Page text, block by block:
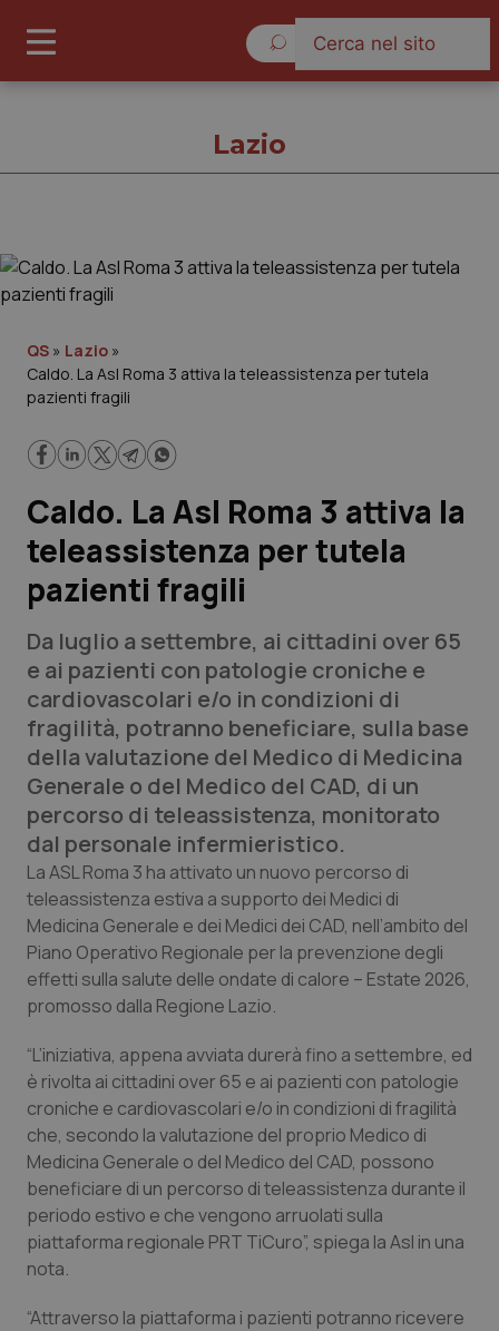
Governo e Parlamento
Regioni e Asl
Lavoro e Professioni
Scienza e Farmaci
Studi e Analisi
Lettere al direttore
Edizioni Regionali
QS Pro
Professionisti Sanitari.AI
Abruzzo
Basilicata
Calabria
Campania
Emilia-Romagna
Friuli Venezia Giulia
Lazio
QS Pro Gold
Artrite & artrosi
Asma & BPCO
Car-T
Colesterolo & coronaropatie
Dermatite Atopica
Diabete & glucometri
Disturbi dell’umore
QS Club Newsletter
Lazio
QS » Lazio »
Caldo. La Asl Roma 3 attiva la teleassistenza per tutela
pazienti fragili
Caldo. La Asl Roma 3 attiva la
teleassistenza per tutela
pazienti fragili
Da luglio a settembre, ai cittadini over 65
e ai pazienti con patologie croniche e
cardiovascolari e/o in condizioni di
fragilità, potranno beneficiare, sulla base
della valutazione del Medico di Medicina
Generale o del Medico del CAD, di un
percorso di teleassistenza, monitorato
dal personale infermieristico.
La ASL Roma 3 ha attivato un nuovo percorso di
teleassistenza estiva a supporto dei Medici di
Medicina Generale e dei Medici dei CAD, nell’ambito del
Piano Operativo Regionale per la prevenzione degli
effetti sulla salute delle ondate di calore – Estate 2026,
promosso dalla Regione Lazio.
“L’iniziativa, appena avviata durerà fino a settembre, ed
è rivolta ai cittadini over 65 e ai pazienti con patologie
croniche e cardiovascolari e/o in condizioni di fragilità
che, secondo la valutazione del proprio Medico di
Medicina Generale o del Medico del CAD, possono
beneficiare di un percorso di teleassistenza durante il
periodo estivo e che vengono arruolati sulla
piattaforma regionale PRT TiCuro”, spiega la Asl in una
nota.
“Attraverso la piattaforma i pazienti potranno ricevere